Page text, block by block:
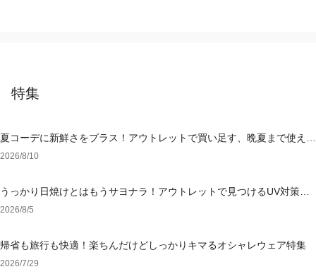
特集
夏コーデに新鮮さをプラス！アウトレットで買い足す、晩夏まで使える
アイテム
2026/8/10
うっかり日焼けとはもうサヨナラ！アウトレットで見つけるUV対策ウ
ェア
2026/8/5
帰省も旅行も快適！楽ちんだけどしっかりキマるオシャレウェア特集
2026/7/29